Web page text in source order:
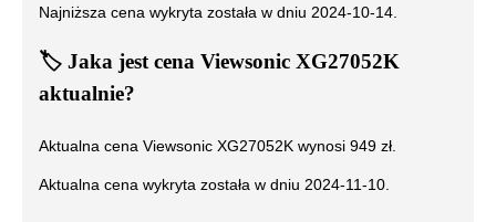
Najniższa cena wykryta została w dniu 2024-10-14
🏷️ Jaka jest cena Viewsonic XG27052K
aktualnie?
Aktualna cena Viewsonic XG27052K wynosi 949 zł.
Aktualna cena wykryta została w dniu 2024-11-10